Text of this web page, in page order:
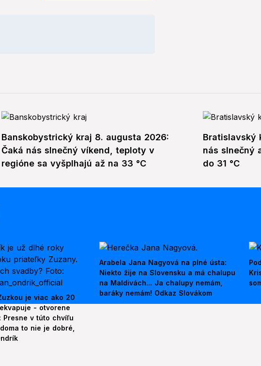
Banskobystrický kraj 8. augusta 2026:
Čaká nás slnečný víkend, teploty v
regióne sa vyšplhajú až na 33 °C
Bratislavský
nás slnečný
do 31 °C
je viac ako 20
- otvorene
Presne v túto chvíľu
to nie je dobré,
Arabela Jana Nagyová na plné ústa:
Niekto žije na Slovensku a má chalupu
na Maldivách... Ja chalupy nemám,
baráky nemám! Odkaz Slovákom